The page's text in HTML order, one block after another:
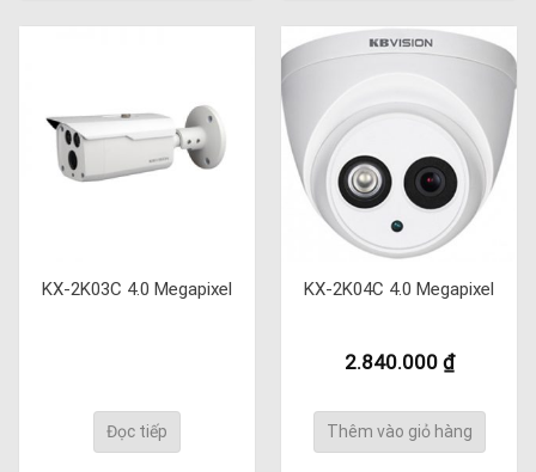
KX-2K03C 4.0 Megapixel
Đọc tiếp
KX-2K04C 4.0 Megapixel
2.840.000 ₫
Thêm vào giỏ hàng